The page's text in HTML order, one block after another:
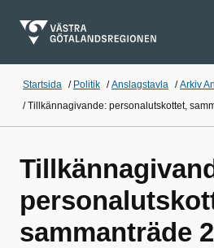
Startsida / Politik /Anslagstavla /Arkiv
/Tillkännagivande: personalutskottet,
sammanträde